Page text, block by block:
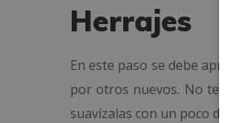
Herrajes
En este paso se debe
por otros nuevos. No te
suavízalas con un poco de